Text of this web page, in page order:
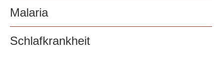
Malaria
Schlafkrankheit